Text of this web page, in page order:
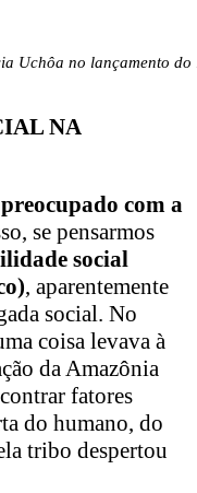
Uchôa no lançamento
NA
preocupado com a
se pensarmos
social
, aparentemente
social. No
coisa levava à
da Amazônia
fatores
do humano, do
tribo despertou